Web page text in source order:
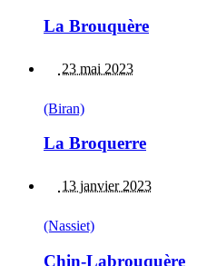
La Brouquère
23 mai 2023
(Biran)
La Broquerre
13 janvier 2023
(Nassiet)
Chin-Labrouquère